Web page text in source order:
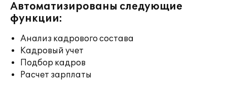
Автоматизированы следующие
функции:
Анализ кадрового состава
Кадровый учет
Подбор кадров
Расчет зарплаты